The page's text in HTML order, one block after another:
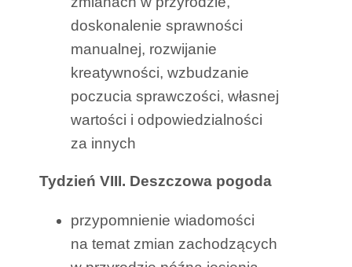
doskonalenie sprawności
manualnej, rozwijanie
kreatywności, wzbudzanie
poczucia sprawczości, własnej
wartości i odpowiedzialności
za innych
Tydzień VIII. Deszczowa pogoda
przypomnienie wiadomości
na temat zmian zachodzących